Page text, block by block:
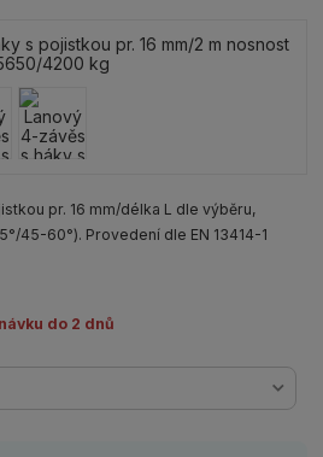
pr. 16 mm/délka L dle výběru,
45-60°). Provedení dle EN 13414-1
do 2 dnů